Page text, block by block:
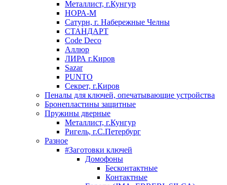
Металлист, г.Кунгур
НОРА-М
Сатурн, г. Набережные Челны
СТАНДАРТ
Code Deco
Аллюр
ЛИРА г.Киров
Sazar
PUNTO
Секрет, г.Киров
Пеналы для ключей, опечатывающие устройства
Бронепластины защитные
Пружины дверные
Металлист, г.Кунгур
Ригель, г.С.Петербург
Разное
#Заготовки ключей
Домофоны
Бесконтактные
Контактные